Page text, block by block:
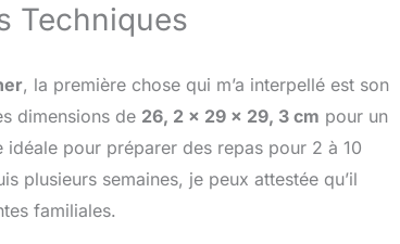
Techniques
, la première chose qui m’a interpellé est son
dimensions de 26, 2 x 29 x 29, 3 cm pour un
idéale pour préparer des repas pour 2 à 10
plusieurs semaines, je peux attestée qu’il
familiales.